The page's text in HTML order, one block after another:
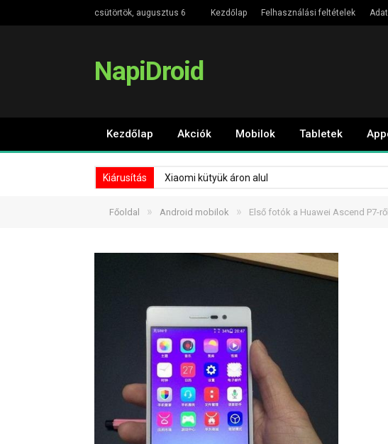
csütörtök, augusztus 6 Kezdőlap Felhasználási feltételek
NapiDroid
Kezdőlap Akciók Mobilok Tabletek
Kiárusítás Xiaomi kütyük áron alul
Főoldal » Android mobilok » Első fotók a Huawei Ascend P7-